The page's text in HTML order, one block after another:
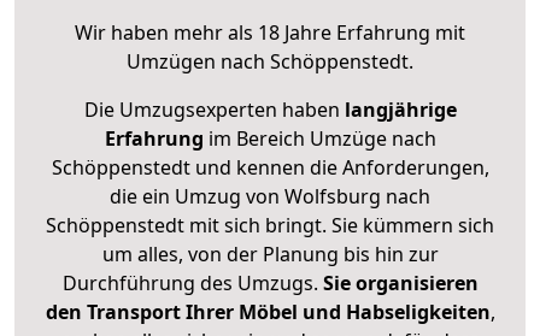
Wir haben mehr als 18 Jahre Erfahrung mit
Umzügen nach Schöppenstedt.
Die Umzugsexperten haben langjährige
Erfahrung im Bereich Umzüge nach
Schöppenstedt und kennen die Anforderungen,
die ein Umzug von Wolfsburg nach
Schöppenstedt mit sich bringt. Sie kümmern sich
um alles, von der Planung bis hin zur
Durchführung des Umzugs. Sie organisieren
den Transport Ihrer Möbel und Habseligkeiten,